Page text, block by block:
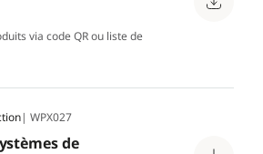
via code QR ou liste de
| WPX027
de